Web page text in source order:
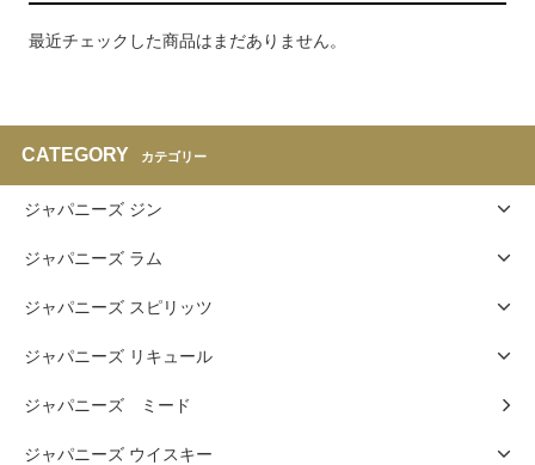
最近チェックした商品はまだありません。
CATEGORY カテゴリー
ジャパニーズ ジン
ジャパニーズ ラム
ジャパニーズ スピリッツ
ジャパニーズ リキュール
ジャパニーズ ミード
ジャパニーズ ウイスキー